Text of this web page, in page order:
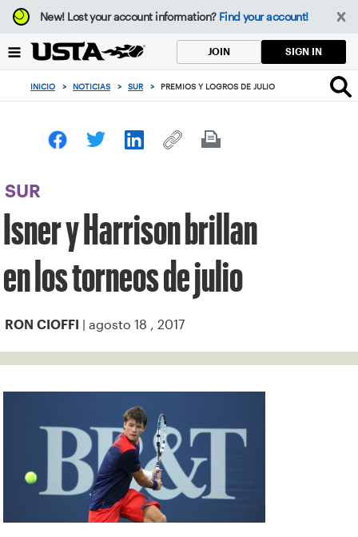
Enfoque
desde
botón
volver
principio
New!Lost your account information? Find your account!
JOIN SIGN IN
INICIO > NOTICIAS > SUR > PREMIOS Y LOGROS DE JULIO
SUR
Isner y Harrison brillan
en los torneos de julio
RON CIOFFI | agosto 18 , 2017